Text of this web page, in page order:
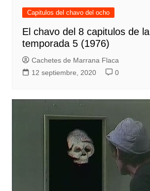
Capitulos del chavo del ocho
El chavo del 8 capitulos de la
temporada 5 (1976)
Cachetes de Marrana Flaca
12 septiembre, 2020
0